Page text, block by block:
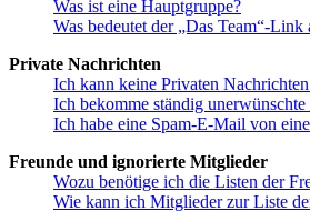
Was ist eine Hauptgruppe?
Was bedeutet der „Das Team“-Link
Private Nachrichten
Ich kann keine Privaten
Ich bekomme ständig
Ich habe eine Spam-E-Mail von
Freunde und ignorierte Mitglieder
Wozu benötige ich die Listen der
Wie kann ich Mitglieder zur Liste